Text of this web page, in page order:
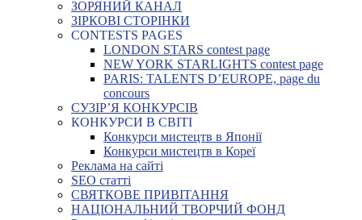
ЗОРЯНИЙ КАНАЛ
ЗІРКОВІ СТОРІНКИ
CONTESTS PAGES
LONDON STARS contest page
NEW YORK STARLIGHTS contest page
PARIS: TALENTS D’EUROPE, page du
concours
СУЗІР’Я КОНКУРСІВ
КОНКУРСИ В СВІТІ
Конкурси мистецтв в Японії
Конкурси мистецтв в Кореї
Реклама на сайті
SEO статті
СВЯТКОВЕ ПРИВІТАННЯ
НАЦІОНАЛЬНИЙ ТВОРЧИЙ ФОНД